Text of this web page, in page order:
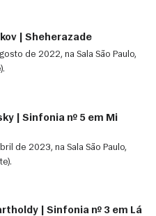
| Sheherazade
de 2022, na Sala São Paulo,
| Sinfonia nº 5 em Mi
de 2023, na Sala São Paulo,
| Sinfonia nº 3 em Lá